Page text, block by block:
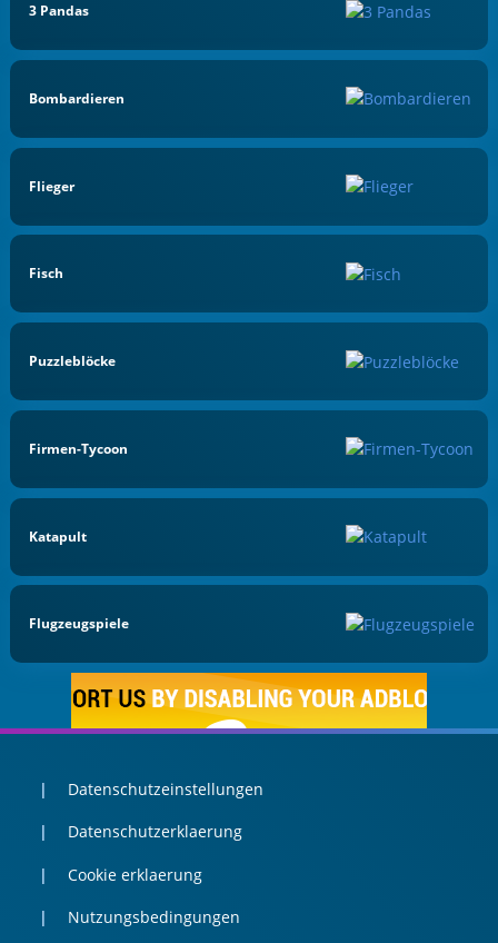
3 Pandas
Bombardieren
Flieger
Fisch
Puzzleblöcke
Firmen-Tycoon
Katapult
Flugzeugspiele
Datenschutzeinstellungen
Datenschutzerklaerung
Cookie erklaerung
Nutzungsbedingungen